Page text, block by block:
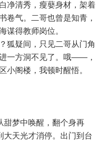
净清秀，瘦蘡身材，架着
卷气。二哥也曾是知青，
谋得教师岗位。
狐疑间，只见二哥从门角
一方洞不见了。哦——，
小阁楼，我顿时醒悟。
甜梦中唤醒，翻个身再
大天光才消停。出门到台